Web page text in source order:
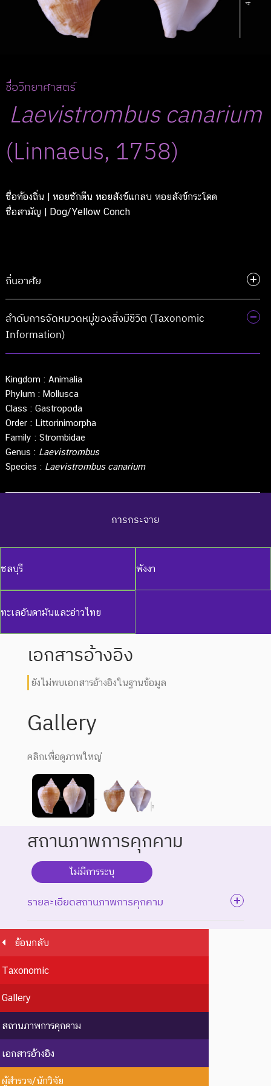
ชื่อวิทยาศาสตร์
Laevistrombus canarium
(Linnaeus, 1758)
ชื่อท้องถิ่น | หอยชักตีน หอยสังข์แกลบ หอยสังข์กระโดด
ชื่อสามัญ | Dog/Yellow Conch
ถิ่นอาศัย
ลำดับการจัดหมวดหมู่ของสิ่งมีชีวิต (Taxonomic
Information)
Kingdom : Animalia
Phylum : Mollusca
Class :Gastropoda
Order : Littorinimorpha
Family :Strombidae
Genus : Laevistrombus
Species : Laevistrombus canarium
การกระจาย
ชลบุรี พังงา
ทะเลอันดามันและอ่าวไทย
เอกสารอ้างอิง
ยังไม่พบเอกสารอ้างอิงในฐานข้อมูล
Gallery
คลิกเพื่อดูภาพใหญ่
สถานภาพการคุกคาม
ไม่มีการระบุ
รายละเอียดสถานภาพการคุกคาม
ระดับความรุนแรง : สูญพันธุ์
EX : Extinct
EW :
Extinct in
the Wild
สูญพันธุ์
ธรรมชาติ
ชนิดพันธุ์ที่ไม่มีรายงานว่าพบ
ธรรมชาติ
ย้อนกลับ
Taxonomic
Gallery
สถานภาพการคุกคาม
เอกสารอ้างอิง
ผู้สำรวจ/นักวิจัย